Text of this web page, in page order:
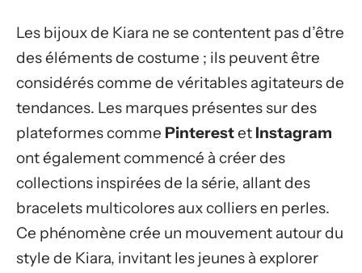
Les bijoux de Kiara ne se contentent pas d’être
des éléments de costume ; ils peuvent être
considérés comme de véritables agitateurs de
tendances. Les marques présentes sur des
plateformes comme Pinterestet Instagram
ont également commencé à créer des
collections inspirées de la série, allant des
bracelets multicolores aux colliers en perles.
Ce phénomène crée un mouvement autour du
style de Kiara, invitant les jeunes à explorer